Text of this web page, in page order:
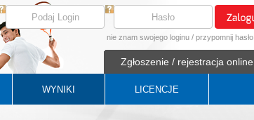
nie znam swojego loginu / przypomnij hasło
Zgłoszenie / rejestracja online
WYNIKI LICENCJE